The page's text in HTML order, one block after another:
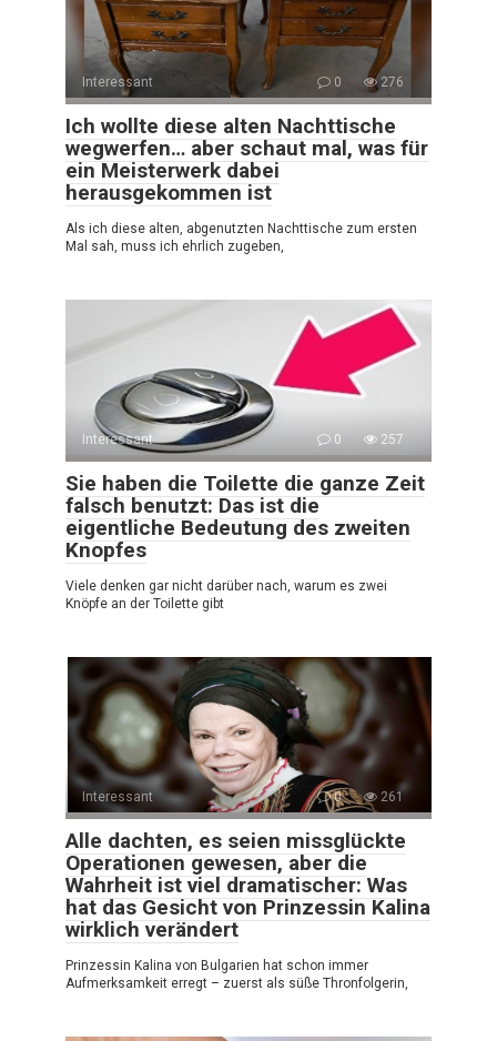
Interessant 0 276
Ich wollte diese alten Nachttische
wegwerfen… aber schaut mal, was für
ein Meisterwerk dabei
herausgekommen ist
Als ich diese alten, abgenutzten Nachttische zum ersten
Mal sah, muss ich ehrlich zugeben,
Interessant 0 257
Sie haben die Toilette die ganze Zeit
falsch benutzt: Das ist die
eigentliche Bedeutung des zweiten
Knopfes
Viele denken gar nicht darüber nach, warum es zwei
Knöpfe an der Toilette gibt
Interessant 0 261
Alle dachten, es seien missglückte
Operationen gewesen, aber die
Wahrheit ist viel dramatischer: Was
hat das Gesicht von Prinzessin Kalina
wirklich verändert
Prinzessin Kalina von Bulgarien hat schon immer
Aufmerksamkeit erregt – zuerst als süße Thronfolgerin,